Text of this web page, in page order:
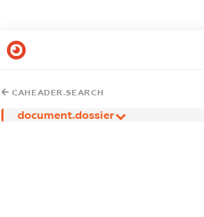
CAHEADER.SEARCH
document.dossier